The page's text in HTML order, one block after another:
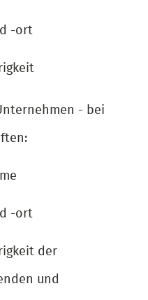
-ort
- bei
-ort
der
und